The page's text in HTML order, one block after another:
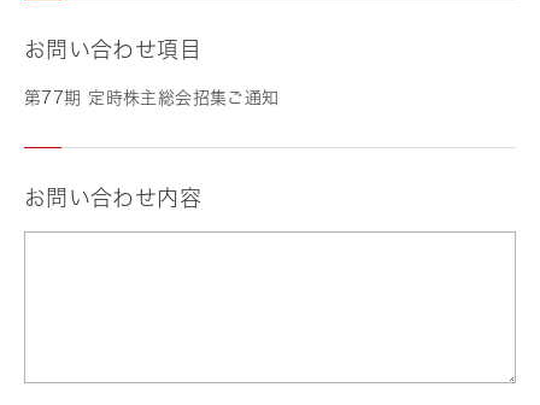
お問い合わせ項目
第77期 定時株主総会招集ご通知
お問い合わせ内容